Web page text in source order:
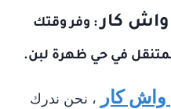
كار: وفر وقتك
في حي ظهرة لبن.
كار
، نحن ندرك